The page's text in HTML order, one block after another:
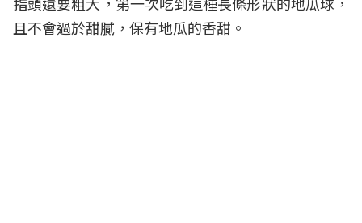
且不會過於甜膩，保有地瓜的香甜。